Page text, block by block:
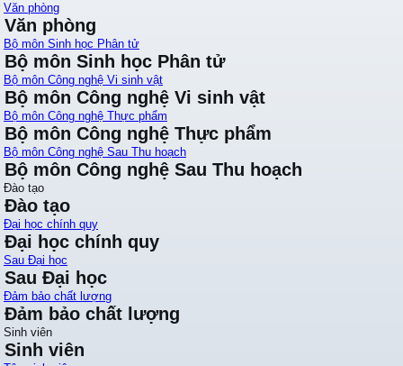
Văn phòng
Văn phòng
Bộ môn Sinh học Phân tử
Bộ môn Sinh học Phân tử
Bộ môn Công nghệ Vi sinh vật
Bộ môn Công nghệ Vi sinh vật
Bộ môn Công nghệ Thực phẩm
Bộ môn Công nghệ Thực phẩm
Bộ môn Công nghệ Sau Thu hoạch
Bộ môn Công nghệ Sau Thu hoạch
Đào tạo
Đào tạo
Đại học chính quy
Đại học chính quy
Sau Đại học
Sau Đại học
Đảm bảo chất lượng
Đảm bảo chất lượng
Sinh viên
Sinh viên